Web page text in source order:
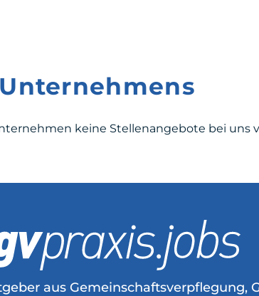
keine Stellenangebote bei uns
aus Gemeinschaftsverpflegung,